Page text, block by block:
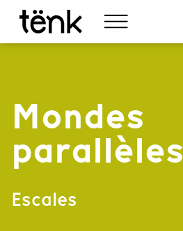
Mondes
parallèles
Escales